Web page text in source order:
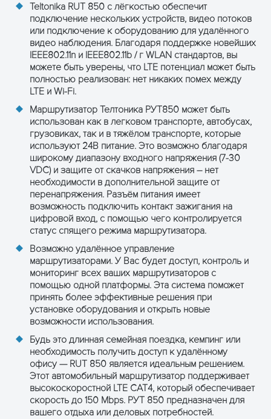
Teltonika RUT 850 с лёгкостью обеспечит
подключение нескольких устройств, видео потоков
или подключение к оборудованию для удалённого
видео наблюдения. Благодаря поддержке новейших
IEEE802.11n и IEEE802.11b / г WLAN стандартов, вы
можете быть уверены, что LTE потенциал может быть
полностью реализован: нет никаких помех между
LTE и Wi-Fi.
Маршрутизатор Телтоника РУТ850 может быть
использован как в легковом транспорте, автобусах,
грузовиках, так и в тяжёлом транспорте, которые
используют 24В питание. Это возможно благодаря
широкому диапазону входного напряжения (7-30
VDC) и защите от скачков напряжения – нет
необходимости в дополнительной защите от
перенапряжения. Разъём питания имеет
возможность подключить контакт зажигания на
цифровой вход, с помощью чего контролируется
статус спящего режима маршрутизатора.
Возможно удалённое управление
маршрутизаторами. У Вас будет доступ, контроль и
мониторинг всех ваших маршрутизаторов с
помощью одной платформы. Эта система поможет
принять более эффективные решения при
установке оборудования и открыть новые
возможности использования.
Будь это длинная семейная поездка, кемпинг или
необходимость получить доступ к удалённому
офису — RUT 850 является идеальным решением.
Этот автомобильный маршрутизатор поддерживает
высокоскоростной LTE CAT4, который обеспечивает
скорость до 150 Mbps. РУТ 850 предназначен для
вашего отдыха или деловых потребностей.